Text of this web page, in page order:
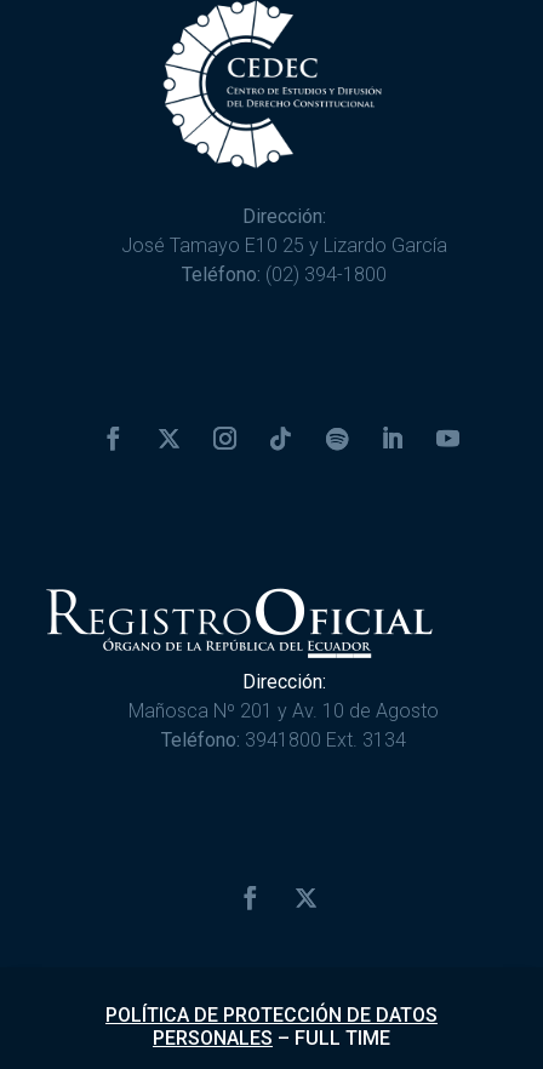
Dirección:
José Tamayo E10 25 y Lizardo García
Teléfono: (02) 394-1800
Dirección:
Mañosca Nº 201 y Av. 10 de Agosto
Teléfono: 3941800 Ext. 3134
POLÍTICA DE PROTECCIÓN DE DATOS
PERSONALES – FULL TIME